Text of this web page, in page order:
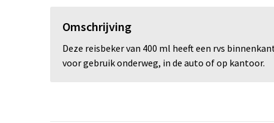
Omschrijving
Deze reisbeker van 400 ml heeft een rvs
voor gebruik onderweg, in de auto of op kantoor.